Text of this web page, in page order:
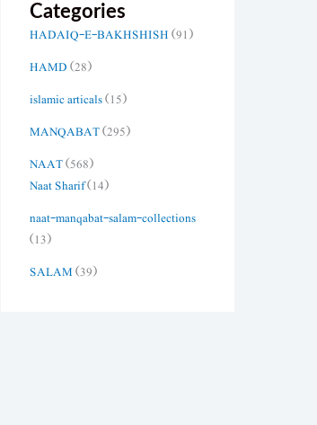
Categories
HADAIQ-E-BAKHSHISH(91)
HAMD(28)
islamic articals(15)
MANQABAT(295)
NAAT(568)
Naat Sharif(14)
naat-manqabat-salam-collections
(13)
SALAM(39)